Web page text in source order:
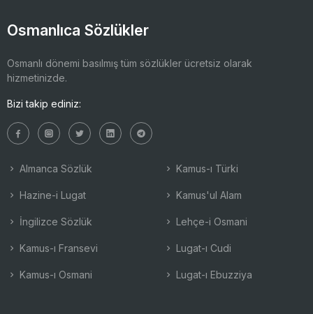
Osmanlıca Sözlükler
Osmanlı dönemi basılmış tüm sözlükler ücretsiz olarak
hizmetinizde.
Bizi takip ediniz:
Almanca Sözlük
Hazine-i Lugat
İngilizce Sözlük
Kamus-ı Fransevi
Kamus-ı Osmani
Kamus-ı Türki
Kamus'ul Alam
Lehçe-i Osmani
Lugat-ı Cudi
Lugat-ı Ebuzziya